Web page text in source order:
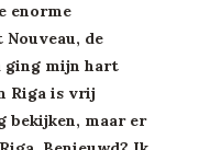
enorme
de
ging mijn hart
Riga is vrij
bekijken, maar er